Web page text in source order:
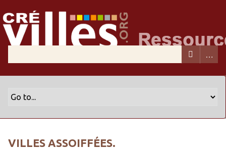
VILLES ASSOIFFÉES.